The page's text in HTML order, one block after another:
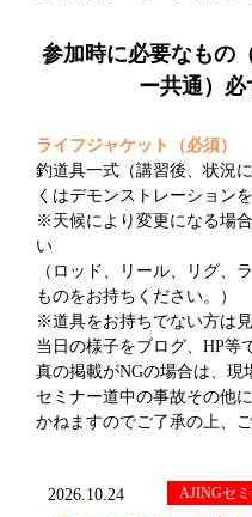
参加時に必要なもの
ー共通）
ライフジャケット（必須）
釣道具一式（講習後、状況
くはデモンストレーション
※天候により変更になる場
い
（ロッド、リール、リグ、
ものをお持ちください。）
※道具をお持ちでない方は
当日の様子をブログ、HP等
真の掲載がNGの場合は、現
セミナー道中の事故その他
かねますのでご了承の上、
2026.10.24 AJINGセ